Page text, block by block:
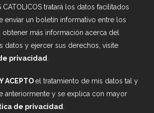
CATOLICOS tratará los datos facilitados
enviar un boletín informativo entre los
obtener más información acerca del
datos y ejercer sus derechos, visite
privacidad
ACEPTOel tratamiento de mis datos tal y
anteriormente y se explica con mayor
de privacidad